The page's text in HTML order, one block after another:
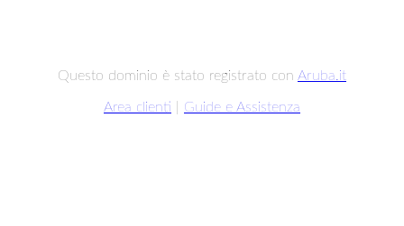
Questo dominio è stato registrato con Aruba.it
Area clienti Guide e Assistenza